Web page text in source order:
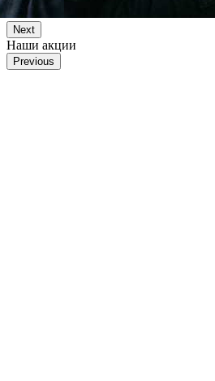
Next
Наши акции
Previous